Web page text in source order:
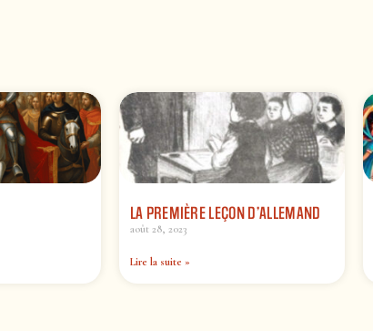
LA PREMIÈRE LEÇON D’ALLEMAND
août 28, 2023
Lire la suite »